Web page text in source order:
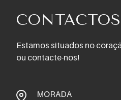
CONTACTOS
Estamos situados no
ou contacte-nos!
MORADA